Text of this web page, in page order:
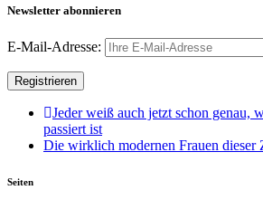
Newsletter abonnieren
E-Mail-Adresse:
Jeder weiß auch jetzt schon genau,
passiert ist
Die wirklich modernen Frauen dieser
Seiten